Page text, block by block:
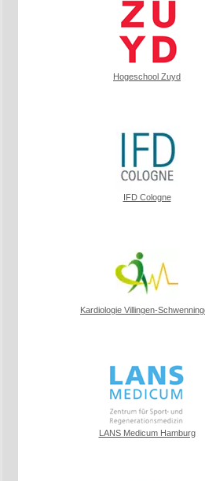
Hogeschool Zuyd
IFD Cologne
Kardiologie Villingen-
LANS Medicum Hamburg